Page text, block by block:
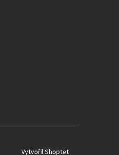
Vytvořil Shoptet